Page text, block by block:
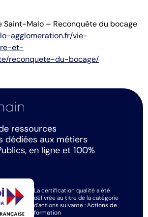
Saint-Malo – Reconquête du bocage
agglomeration.fr/vie-
et-
reconquete-du-bocage/
ressources
dédiées aux métiers
en ligne et 100%
La certification qualité a été
délivrée au titre de la catégorie
d'actions suivante :Actions de
formation